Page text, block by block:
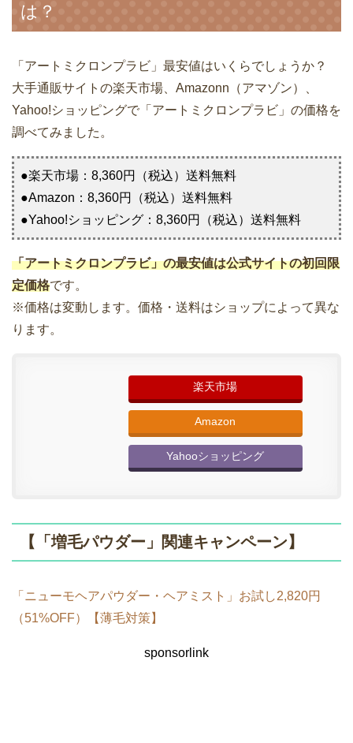
は？
「アートミクロンプラビ」最安値はいくらでしょうか？
大手通販サイトの楽天市場、Amazonn（アマゾン）、
Yahoo!ショッピングで「アートミクロンプラビ」の価格を
調べてみました。
●楽天市場：8,360円（税込）送料無料
●Amazon：8,360円（税込）送料無料
●Yahoo!ショッピング：8,360円（税込）送料無料
「アートミクロンプラビ」の最安値は公式サイトの初回限
定価格です。
※価格は変動します。価格・送料はショップによって異な
ります。
楽天市場
Amazon
Yahooショッピング
【「増毛パウダー」関連キャンペーン】
「ニューモヘアパウダー・ヘアミスト」お試し2,820円
（51%OFF）【薄毛対策】
sponsorlink